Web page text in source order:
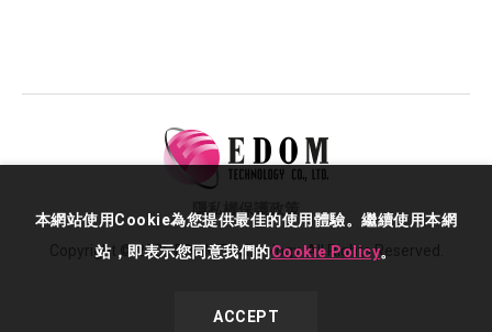
Copyright © 2026 EDOM Technology. All Rights Reserved.
隱私權保護政策
本網站使用Cookie為您提供最佳的使用體驗。繼續使用本網
站，即表示您同意我們的Cookie Policy。
ACCEPT